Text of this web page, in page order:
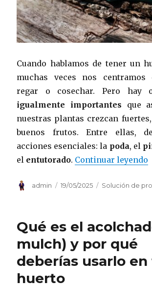
Cuando hablamos de tener un
muchas veces nos centramos
regar o cosechar. Pero hay
igualmente importantes que
nuestras plantas crezcan
buenos frutos. Entre ellas,
acciones esenciales: la poda, el
el entutorado. Continuar leyendo
Autor
admin
Publicado
19/05/2025 Categorías
Solución de
Qué es el
mulch) y por qué
deberías usarlo
huerto